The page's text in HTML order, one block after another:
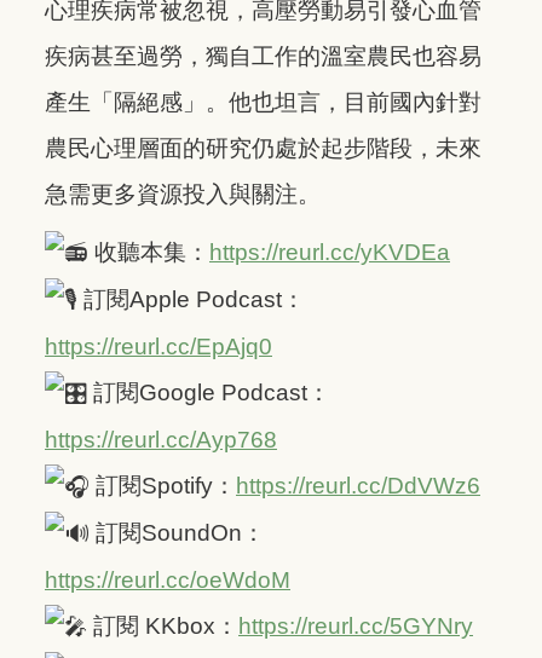
心理疾病常被忽視，高壓勞動易引發心血管
疾病甚至過勞，獨自工作的溫室農民也容易
產生「隔絕感」。他也坦言，目前國內針對
農民心理層面的研究仍處於起步階段，未來
急需更多資源投入與關注。
收聽本集： https://reurl.cc/yKVDEa
訂閱Apple Podcast：
https://reurl.cc/EpAjq0
訂閱Google Podcast：
https://reurl.cc/Ayp768
訂閱Spotify： https://reurl.cc/DdVWz6
訂閱SoundOn：
https://reurl.cc/oeWdoM
訂閱 KKbox： https://reurl.cc/5GYNry